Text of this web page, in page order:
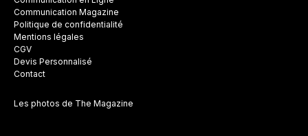
Communication Magazine
Politique de confidentialité
Mentions légales
CGV
Devis Personnalisé
Contact
Les photos de The Magazine